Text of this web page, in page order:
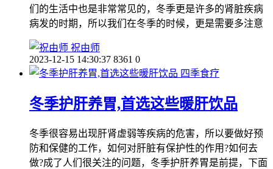
们的生活中也是非常常见的，冬季更是许多的肾脏疾病
病发的时期，所以我们在冬季的时候，更是需要多注意
祝由师
2023-12-15 14:30:37 8361 0
四季食疗
冬季护肝养胃,首选这些暖肝饮品
冬季很容易出现肝肾虚弱等疾病的危害，所以要做好预
防和保健的工作，如何对肝脏有保护性的作用?如何去
做?成了人们很关注的问题，冬季护肝养胃是前提，下面